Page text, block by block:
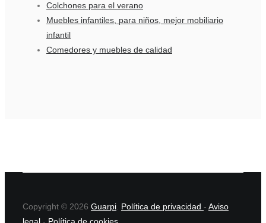
Colchones para el verano
Muebles infantiles, para niños, mejor mobiliario
infantil
Comedores y muebles de calidad
Copyright © 2026 Guarpi Política de privacidad - Aviso